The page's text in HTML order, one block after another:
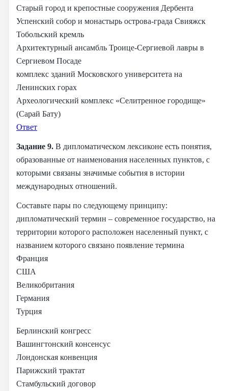
Старый город и крепостные сооружения Дербента
Успенский собор и монастырь острова-града Свияжск
Тобольский кремль
Архитектурный ансамбль Троице-Сергиевой лавры в
Сергиевом Посаде
комплекс зданий Московского университета на
Ленинских горах
Археологический комплекс «Селитренное городище»
(Сарай Бату)
Ответ
Задание 9. В дипломатическом лексиконе есть понятия,
образованные от наименования населенных пунктов, с
которыми связаны значимые события в истории
международных отношений.
Составьте пары по следующему принципу:
дипломатический термин – современное государство, на
территории которого расположен населенный пункт, с
названием которого связано появление термина
Франция
США
Великобритания
Германия
Турция
Берлинский конгресс
Вашингтонский консенсус
Лондонская конвенция
Парижский трактат
Стамбульский договор